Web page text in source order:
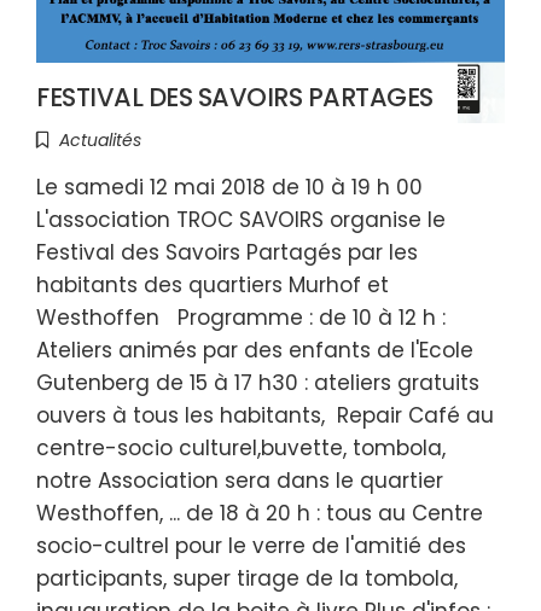
FESTIVAL DES SAVOIRS PARTAGES
Actualités
Le samedi 12 mai 2018 de 10 à 19 h 00
L'association TROC SAVOIRS organise le
Festival des Savoirs Partagés par les
habitants des quartiers Murhof et
Westhoffen Programme : de 10 à 12 h :
Ateliers animés par des enfants de l'Ecole
Gutenberg de 15 à 17 h30 : ateliers gratuits
ouvers à tous les habitants, Repair Café au
centre-socio culturel,buvette, tombola,
notre Association sera dans le quartier
Westhoffen, ... de 18 à 20 h : tous au Centre
socio-cultrel pour le verre de l'amitié des
participants, super tirage de la tombola,